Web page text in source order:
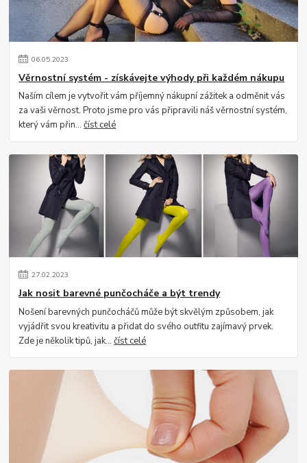
06.05.2023
Věrnostní systém - získávejte výhody při každém nákupu
Naším cílem je vytvořit vám příjemný nákupní zážitek a odměnit vás
za vaši věrnost. Proto jsme pro vás připravili náš věrnostní systém,
který vám přin...číst celé
27.02.2023
Jak nosit barevné punčocháče a být trendy
Nošení barevných punčocháčů může být skvělým způsobem, jak
vyjádřit svou kreativitu a přidat do svého outfitu zajímavý prvek.
Zde je několik tipů, jak...číst celé